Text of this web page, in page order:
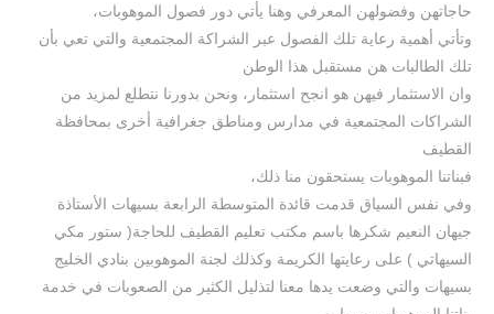
حاجاتهن وفضولهن المعرفي وهنا يأتي دور فصول الموهوبات،
وتأتي أهمية رعاية تلك الفصول عبر الشراكة المجتمعية والتي تعي بأن
تلك الطالبات هن مستقبل هذا الوطن
وان الاستثمار فيهن هو انجح استثمار، ونحن بدورنا نتطلع لمزيد من
الشراكات المجتمعية في مدارس ومناطق جغرافية أخرى بمحافظة
القطيف
فبناتنا الموهوبات يستحقون منا ذلك،
وفي نفس السياق قدمت قائدة المتوسطة الرابعة بسيهات الأستاذة
جيهان النعيم شكرها باسم مكتب تعليم القطيف للحاجة( ستور مكي
السيهاتي ) على رعايتها الكريمة وكذلك لجنة الموهوبين بنادي الخليج
بسيهات والتي وضعت يدها معنا لتذليل الكثير من الصعوبات في خدمة